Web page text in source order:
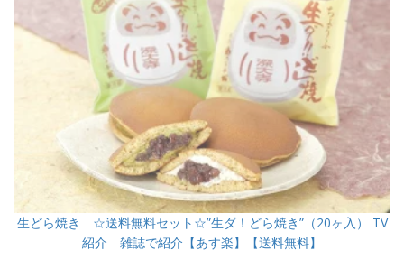
生どら焼き ☆送料無料セット☆”生ダ！どら焼き”（20ヶ入） TV
紹介 雑誌で紹介【あす楽】【送料無料】